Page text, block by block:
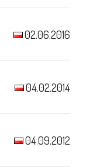
02.06.2016
04.02.2014
04.09.2012